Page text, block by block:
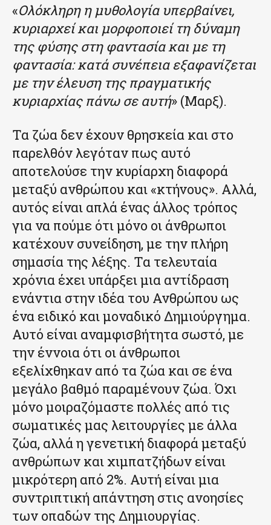
«Ολόκληρη η μυθολογία υπερβαίνει,
κυριαρχεί και μορφοποιεί τη δύναμη
της φύσης στη φαντασία και με τη
φαντασία: κατά συνέπεια εξαφανίζεται
με την έλευση της πραγματικής
κυριαρχίας πάνω σε αυτή» (Μαρξ).
Τα ζώα δεν έχουν θρησκεία και στο
παρελθόν λεγόταν πως αυτό
αποτελούσε την κυρίαρχη διαφορά
μεταξύ ανθρώπου και «κτήνους». Αλλά,
αυτός είναι απλά ένας άλλος τρόπος
για να πούμε ότι μόνο οι άνθρωποι
κατέχουν συνείδηση, με την πλήρη
σημασία της λέξης. Τα τελευταία
χρόνια έχει υπάρξει μια αντίδραση
ενάντια στην ιδέα του Ανθρώπου ως
ένα ειδικό και μοναδικό Δημιούργημα.
Αυτό είναι αναμφισβήτητα σωστό, με
την έννοια ότι οι άνθρωποι
εξελίχθηκαν από τα ζώα και σε ένα
μεγάλο βαθμό παραμένουν ζώα. Όχι
μόνο μοιραζόμαστε πολλές από τις
σωματικές μας λειτουργίες με άλλα
ζώα, αλλά η γενετική διαφορά μεταξύ
ανθρώπων και χιμπατζήδων είναι
μικρότερη από 2%. Αυτή είναι μια
συντριπτική απάντηση στις ανοησίες
των οπαδών της Δημιουργίας.